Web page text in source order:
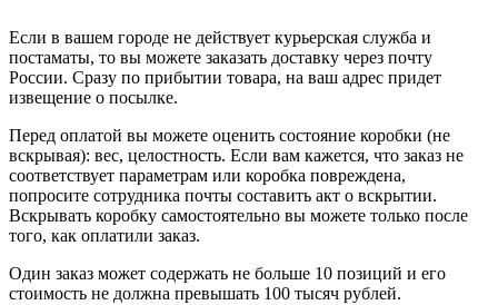
Если в вашем городе не действует курьерская служба и
постаматы, то вы можете заказать доставку через почту
России. Сразу по прибытии товара, на ваш адрес придет
извещение о посылке.
Перед оплатой вы можете оценить состояние коробки (не
вскрывая): вес, целостность. Если вам кажется, что заказ не
соответствует параметрам или коробка повреждена,
попросите сотрудника почты составить акт о вскрытии.
Вскрывать коробку самостоятельно вы можете только после
того, как оплатили заказ.
Один заказ может содержать не больше 10 позиций и его
стоимость не должна превышать 100 тысяч рублей.